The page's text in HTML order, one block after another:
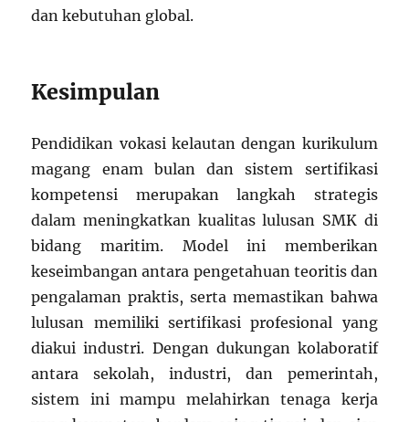
dan kebutuhan global.
Kesimpulan
Pendidikan vokasi kelautan dengan kurikulum
magang enam bulan dan sistem sertifikasi
kompetensi merupakan langkah strategis
dalam meningkatkan kualitas lulusan SMK di
bidang maritim. Model ini memberikan
keseimbangan antara pengetahuan teoritis dan
pengalaman praktis, serta memastikan bahwa
lulusan memiliki sertifikasi profesional yang
diakui industri. Dengan dukungan kolaboratif
antara sekolah, industri, dan pemerintah,
sistem ini mampu melahirkan tenaga kerja